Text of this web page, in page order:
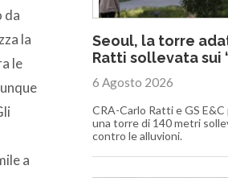
da
la
le
a
Seoul, la torre
Ratti sollevata sui
6 Agosto 2026
CRA-Carlo Ratti e GS
una torre di 140 metri
contro le alluvioni.